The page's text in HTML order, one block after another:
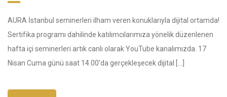
AURA İstanbul seminerleri ilham veren konuklarıyla dijital ortamda!
Sertifika programı dahilinde katılımcılarımıza yönelik düzenlenen
hafta içi seminerleri artık canlı olarak YouTube kanalımızda. 17
Nisan Cuma günü saat 14.00’da gerçekleşecek dijital […]